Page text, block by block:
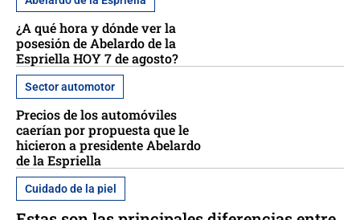
¿A qué hora y dónde ver la
posesión de Abelardo de la
Espriella HOY 7 de agosto?
Sector automotor
Precios de los automóviles
caerían por propuesta que le
hicieron a presidente Abelardo
de la Espriella
Cuidado de la piel